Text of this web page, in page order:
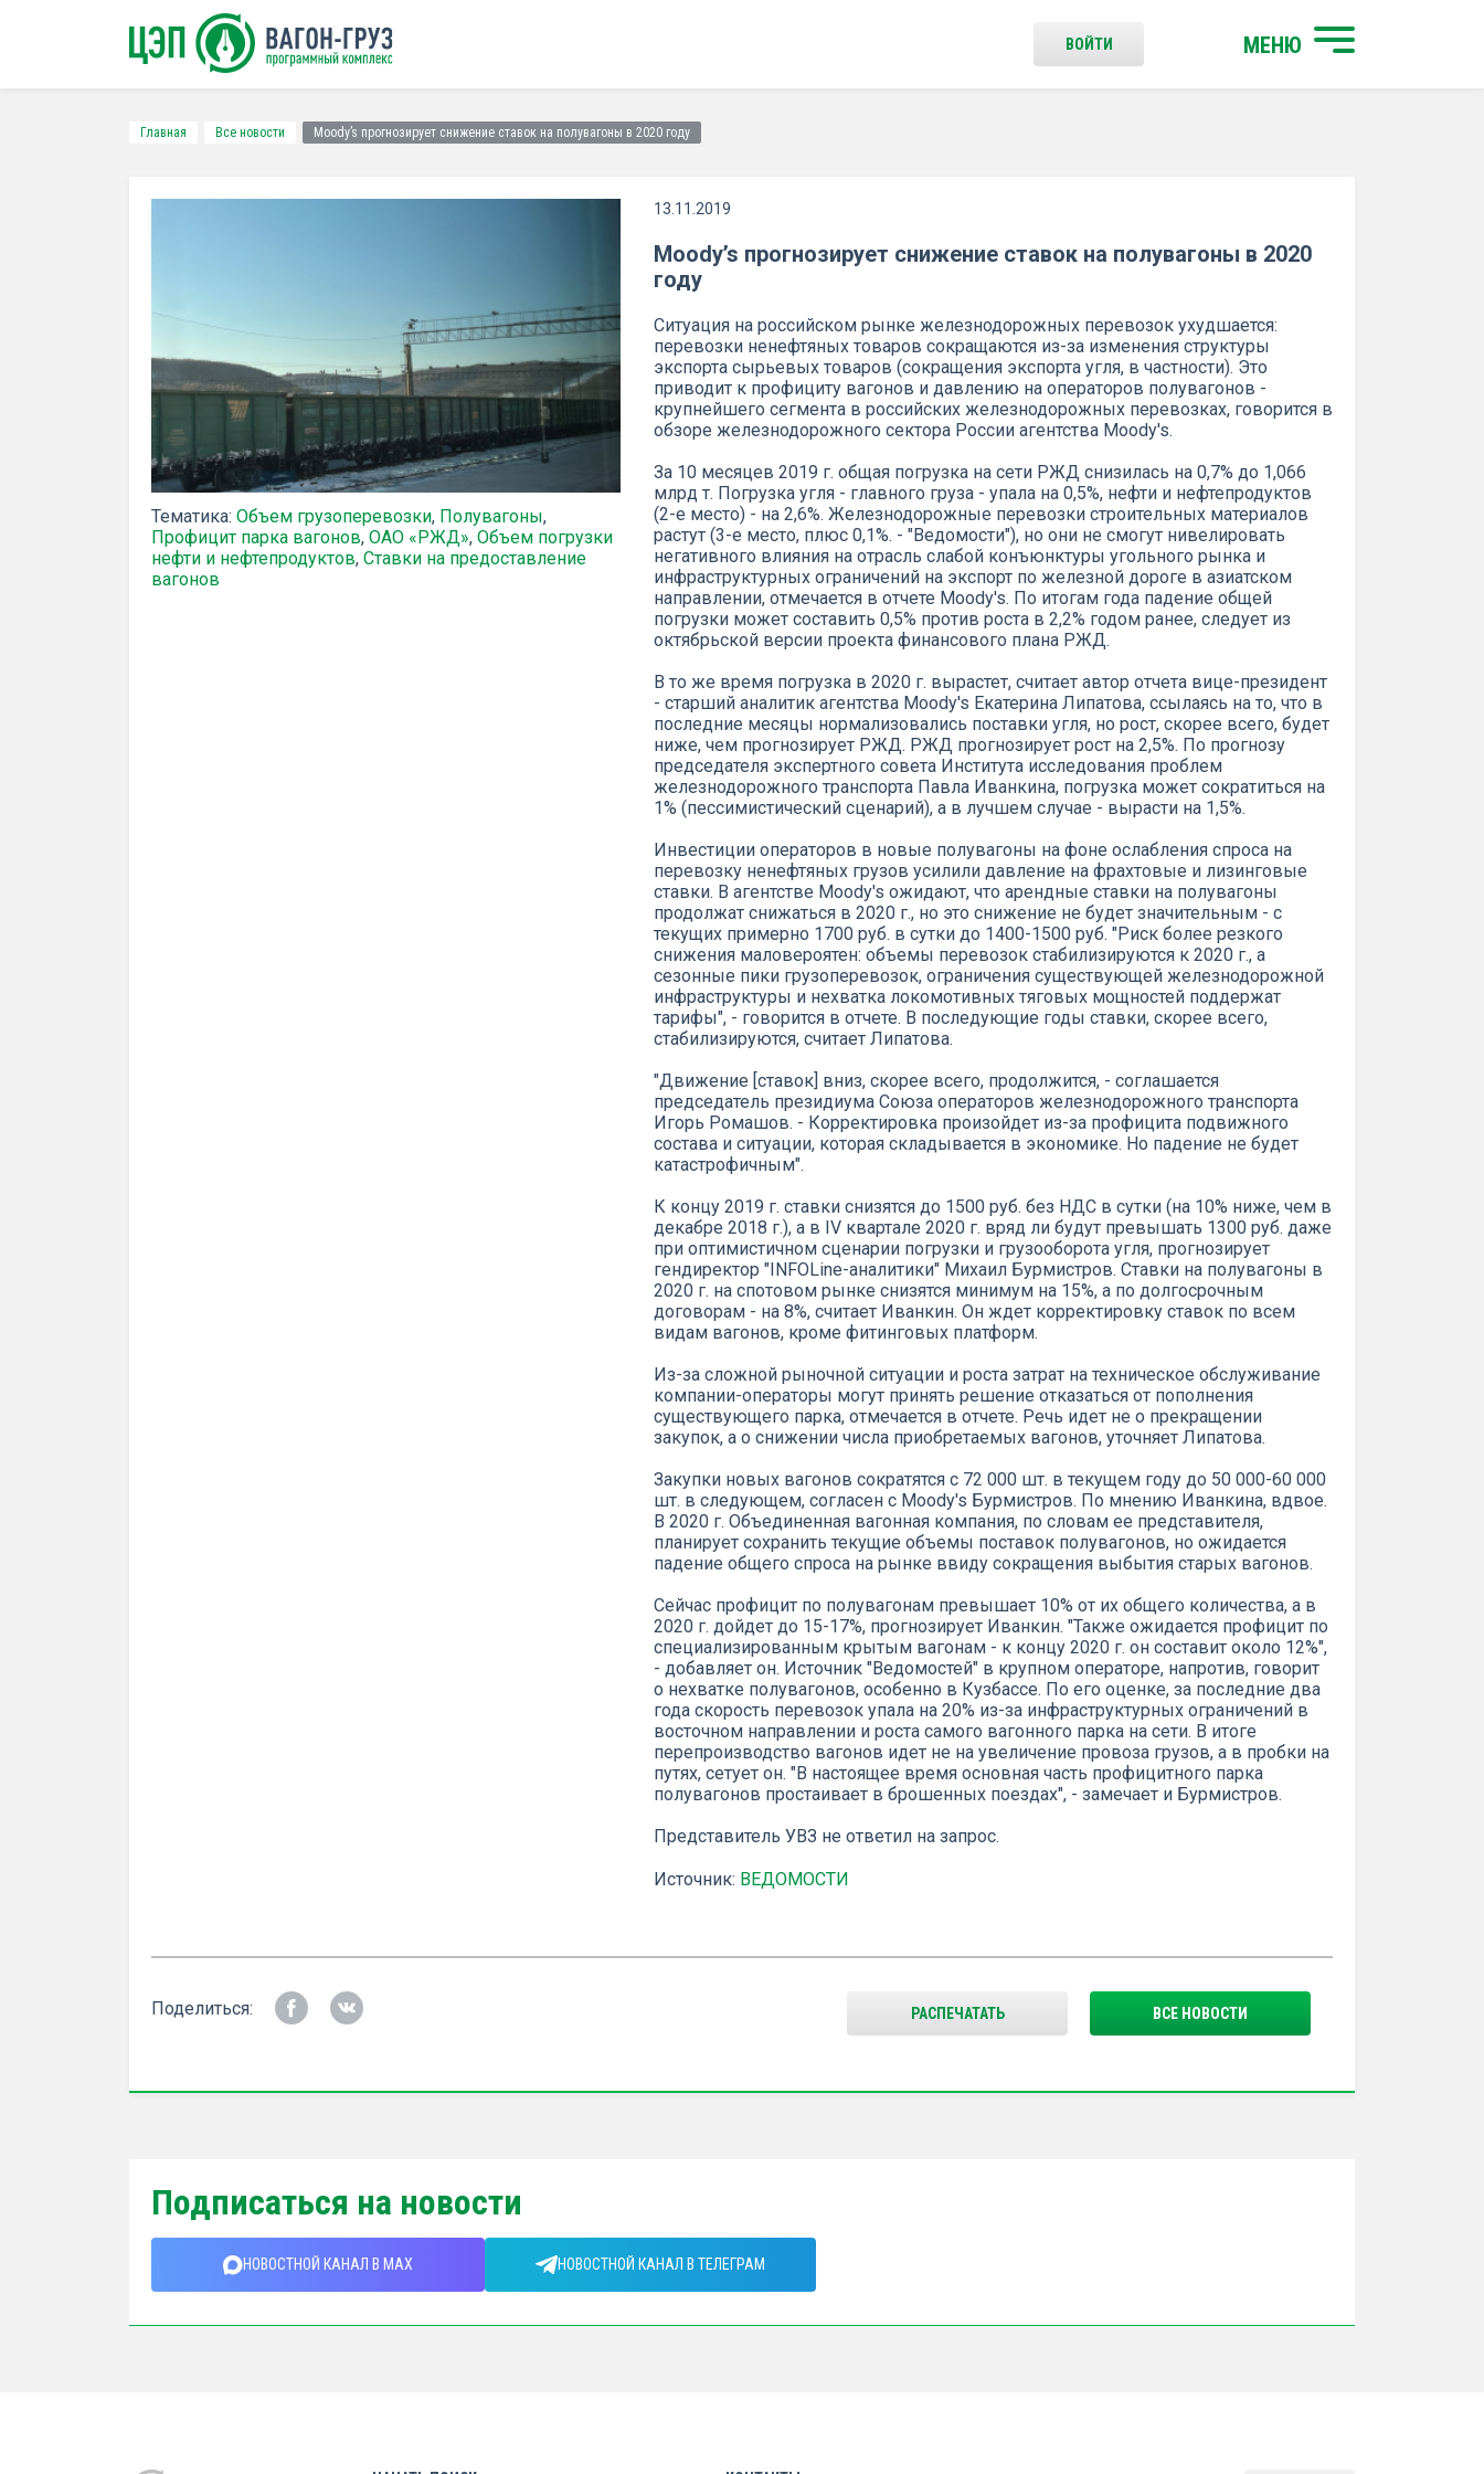
МЕНЮ
ВОЙТИ
Главная Все новости Moody’s прогнозирует снижение ставок на полувагоны в 2020 году
Тематика: Объем грузоперевозки, Полувагоны,
Профицит парка вагонов, ОАО «РЖД», Объем погрузки
нефти и нефтепродуктов, Ставки на предоставление
вагонов
13.11.2019
Moody’s прогнозирует снижение ставок на полувагоны в 2020
году
Ситуация на российском рынке железнодорожных перевозок ухудшается:
перевозки ненефтяных товаров сокращаются из-за изменения структуры
экспорта сырьевых товаров (сокращения экспорта угля, в частности). Это
приводит к профициту вагонов и давлению на операторов полувагонов -
крупнейшего сегмента в российских железнодорожных перевозках, говорится в
обзоре железнодорожного сектора России агентства Moody's.
За 10 месяцев 2019 г. общая погрузка на сети РЖД снизилась на 0,7% до 1,066
млрд т. Погрузка угля - главного груза - упала на 0,5%, нефти и нефтепродуктов
(2-е место) - на 2,6%. Железнодорожные перевозки строительных материалов
растут (3-е место, плюс 0,1%. - "Ведомости"), но они не смогут нивелировать
негативного влияния на отрасль слабой конъюнктуры угольного рынка и
инфраструктурных ограничений на экспорт по железной дороге в азиатском
направлении, отмечается в отчете Moody's. По итогам года падение общей
погрузки может составить 0,5% против роста в 2,2% годом ранее, следует из
октябрьской версии проекта финансового плана РЖД.
В то же время погрузка в 2020 г. вырастет, считает автор отчета вице-президент
- старший аналитик агентства Moody's Eкатерина Липатова, ссылаясь на то, что в
последние месяцы нормализовались поставки угля, но рост, скорее всего, будет
ниже, чем прогнозирует РЖД. РЖД прогнозирует рост на 2,5%. По прогнозу
председателя экспертного совета Института исследования проблем
железнодорожного транспорта Павла Иванкина, погрузка может сократиться на
1% (пессимистический сценарий), а в лучшем случае - вырасти на 1,5%.
Инвестиции операторов в новые полувагоны на фоне ослабления спроса на
перевозку ненефтяных грузов усилили давление на фрахтовые и лизинговые
ставки. В агентстве Moody's ожидают, что арендные ставки на полувагоны
продолжат снижаться в 2020 г., но это снижение не будет значительным - с
текущих примерно 1700 руб. в сутки до 1400-1500 руб. "Риск более резкого
снижения маловероятен: объемы перевозок стабилизируются к 2020 г., а
сезонные пики грузоперевозок, ограничения существующей железнодорожной
инфраструктуры и нехватка локомотивных тяговых мощностей поддержат
тарифы", - говорится в отчете. В последующие годы ставки, скорее всего,
стабилизируются, считает Липатова.
"Движение [ставок] вниз, скорее всего, продолжится, - соглашается
председатель президиума Союза операторов железнодорожного транспорта
Игорь Ромашов. - Корректировка произойдет из-за профицита подвижного
состава и ситуации, которая складывается в экономике. Но падение не будет
катастрофичным".
К концу 2019 г. ставки снизятся до 1500 руб. без НДС в сутки (на 10% ниже, чем в
декабре 2018 г.), а в IV квартале 2020 г. вряд ли будут превышать 1300 руб. даже
при оптимистичном сценарии погрузки и грузооборота угля, прогнозирует
гендиректор "INFOLine-аналитики" Михаил Бурмистров. Ставки на полувагоны в
2020 г. на спотовом рынке снизятся минимум на 15%, а по долгосрочным
договорам - на 8%, считает Иванкин. Он ждет корректировку ставок по всем
видам вагонов, кроме фитинговых платформ.
Из-за сложной рыночной ситуации и роста затрат на техническое обслуживание
компании-операторы могут принять решение отказаться от пополнения
существующего парка, отмечается в отчете. Речь идет не о прекращении
закупок, а о снижении числа приобретаемых вагонов, уточняет Липатова.
Закупки новых вагонов сократятся с 72 000 шт. в текущем году до 50 000-60 000
шт. в следующем, согласен с Moody's Бурмистров. По мнению Иванкина, вдвое.
В 2020 г. Объединенная вагонная компания, по словам ее представителя,
планирует сохранить текущие объемы поставок полувагонов, но ожидается
падение общего спроса на рынке ввиду сокращения выбытия старых вагонов.
Сейчас профицит по полувагонам превышает 10% от их общего количества, а в
2020 г. дойдет до 15-17%, прогнозирует Иванкин. "Также ожидается профицит по
специализированным крытым вагонам - к концу 2020 г. он составит около 12%",
- добавляет он. Источник "Ведомостей" в крупном операторе, напротив, говорит
о нехватке полувагонов, особенно в Кузбассе. По его оценке, за последние два
года скорость перевозок упала на 20% из-за инфраструктурных ограничений в
восточном направлении и роста самого вагонного парка на сети. В итоге
перепроизводство вагонов идет не на увеличение провоза грузов, а в пробки на
путях, сетует он. "В настоящее время основная часть профицитного парка
полувагонов простаивает в брошенных поездах", - замечает и Бурмистров.
Представитель УВЗ не ответил на запрос.
Источник: ВЕДОМОСТИ
Поделиться: ВСЕ НОВОСТИ
РАСПЕЧАТАТЬ
Подписаться на новости
НОВОСТНОЙ КАНАЛ В MAX НОВОСТНОЙ КАНАЛ В ТЕЛЕГРАМ